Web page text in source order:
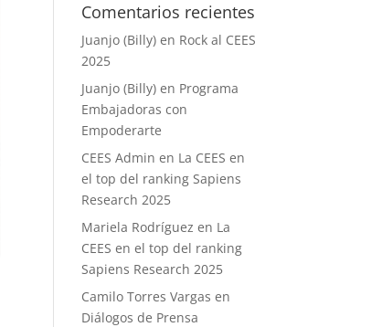
Comentarios recientes
Juanjo (Billy) en Rock al CEES
2025
Juanjo (Billy) en Programa
Embajadoras con
Empoderarte
CEES Admin en La CEES en
el top del ranking Sapiens
Research 2025
Mariela Rodríguez en La
CEES en el top del ranking
Sapiens Research 2025
Camilo Torres Vargas en
Diálogos de Prensa